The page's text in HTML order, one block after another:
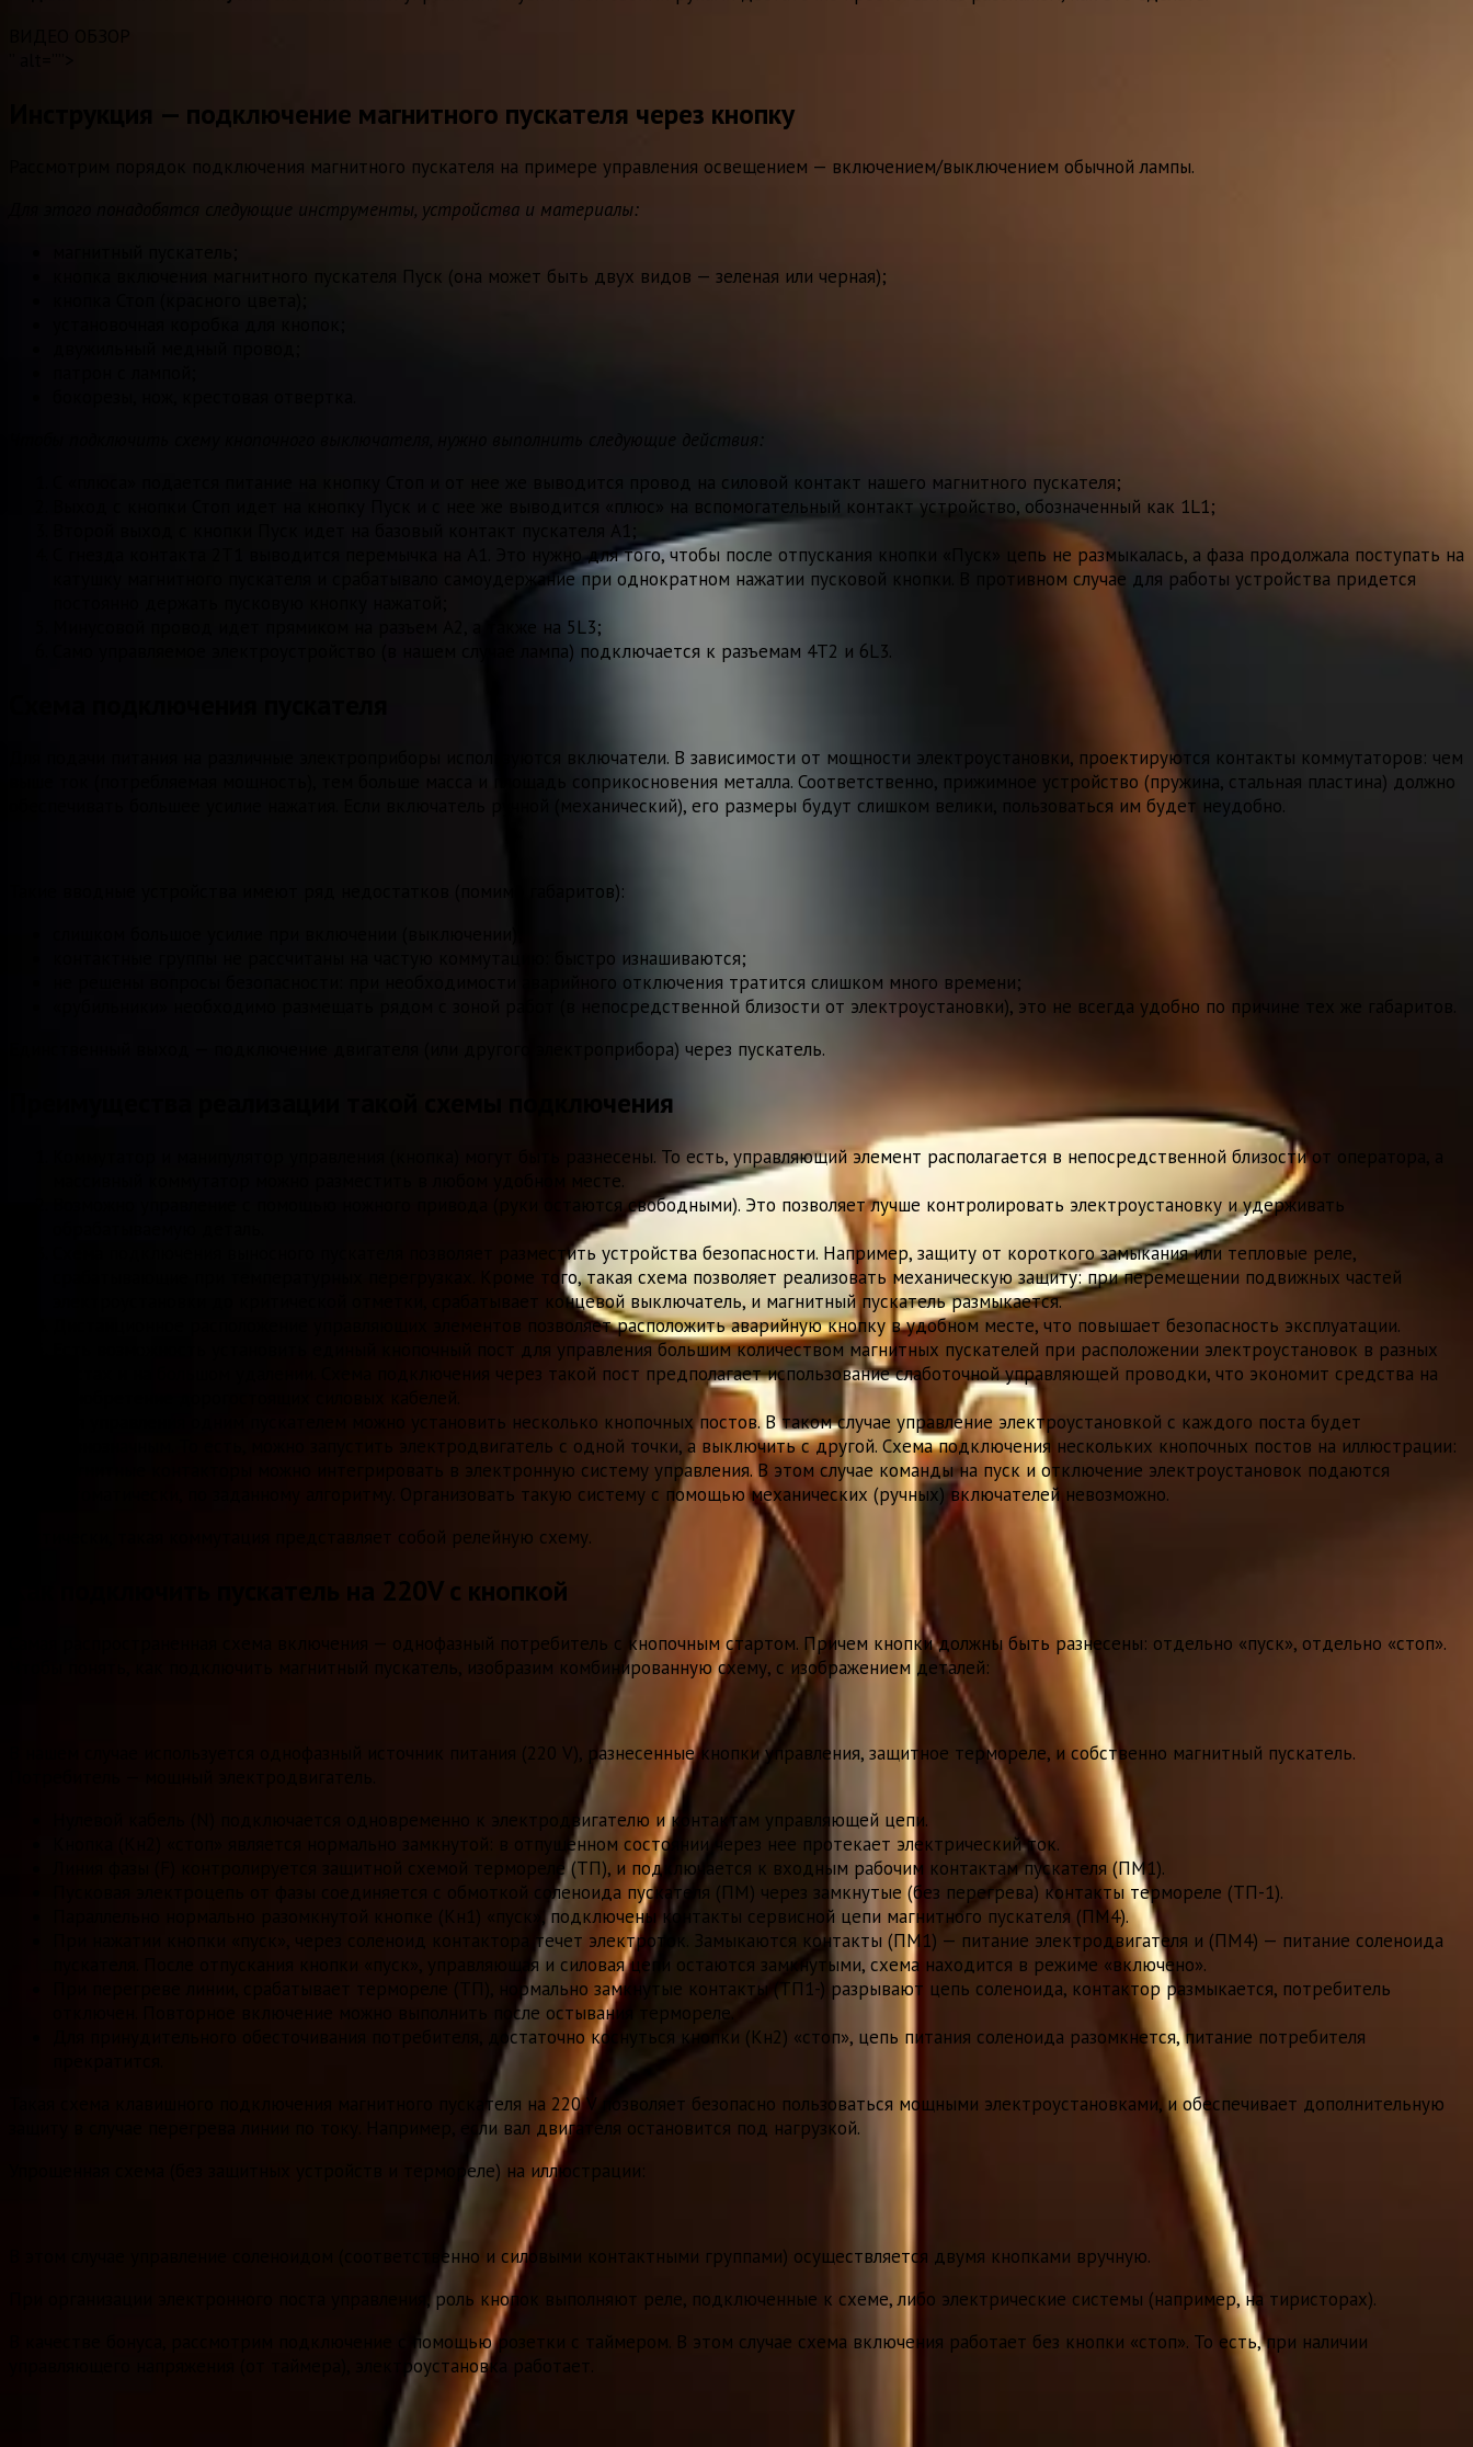
ВИДЕО ОБЗОР
Инструкция — подключение магнитного пускателя через кнопку
Рассмотрим порядок подключения магнитного пускателя на примере управления освещением — включением/выключением обычной лампы.
Для этого понадобятся следующие инструменты, устройства и материалы:
кнопка включения магнитного пускателя Пуск (она может быть двух видов — зеленая или черная);
Чтобы подключить схему кнопочного выключателя, нужно выполнить следующие действия:
С «плюса» подается питание на кнопку Стоп и от нее же выводится провод на силовой контакт нашего магнитного пускателя;
Выход с кнопки Стоп идет на кнопку Пуск и с нее же выводится «плюс» на вспомогательный контакт устройство, обозначенный как 1L1;
Второй выход с кнопки Пуск идет на базовый контакт пускателя А1;
С гнезда контакта 2Т1 выводится перемычка на А1. Это нужно для того, чтобы после отпускания кнопки «Пуск» цепь не размыкалась, а фаза продолжала поступать на
катушку магнитного пускателя и срабатывало самоудержание при однократном нажатии пусковой кнопки. В противном случае для работы устройства придется
Минусовой провод идет прямиком на разъем А2, а также на 5L3;
Само управляемое электроустройство (в нашем случае лампа) подключается к разъемам 4Т2 и 6L3.
Для подачи питания на различные электроприборы используются включатели. В зависимости от мощности электроустановки, проектируются контакты коммутаторов: чем
выше ток (потребляемая мощность), тем больше масса и площадь соприкосновения металла. Соответственно, прижимное устройство (пружина, стальная пластина) должно
обеспечивать большее усилие нажатия. Если включатель ручной (механический), его размеры будут слишком велики, пользоваться им будет неудобно.
Такие вводные устройства имеют ряд недостатков (помимо габаритов):
контактные группы не рассчитаны на частую коммутацию: быстро изнашиваются;
не решены вопросы безопасности: при необходимости аварийного отключения тратится слишком много времени;
«рубильники» необходимо размещать рядом с зоной работ (в непосредственной близости от электроустановки), это не всегда удобно по причине тех же габаритов.
Единственный выход — подключение двигателя (или другого электроприбора) через пускатель.
Преимущества реализации такой схемы подключения
Коммутатор и манипулятор управления (кнопка) могут быть разнесены. То есть, управляющий элемент располагается в непосредственной близости от оператора, а
массивный коммутатор можно разместить в любом удобном месте.
Возможно управление с помощью ножного привода (руки остаются свободными). Это позволяет лучше контролировать электроустановку и удерживать
Схема подключения выносного пускателя позволяет разместить устройства безопасности. Например, защиту от короткого замыкания или тепловые реле,
срабатывающие при температурных перегрузках. Кроме того, такая схема позволяет реализовать механическую защиту: при перемещении подвижных частей
электроустановки до критической отметки, срабатывает концевой выключатель, и магнитный пускатель размыкается.
Дистанционное расположение управляющих элементов позволяет расположить аварийную кнопку в удобном месте, что повышает безопасность эксплуатации.
Есть возможность установить единый кнопочный пост для управления большим количеством магнитных пускателей при расположении электроустановок в разных
местах и на большом удалении. Схема подключения через такой пост предполагает использование слаботочной управляющей проводки, что экономит средства на
приобретение дорогостоящих силовых кабелей.
Для управления одним пускателем можно установить несколько кнопочных постов. В таком случае управление электроустановкой с каждого поста будет
равнозначным. То есть, можно запустить электродвигатель с одной точки, а выключить с другой. Схема подключения нескольких кнопочных постов на иллюстрации:
Магнитные контакторы можно интегрировать в электронную систему управления. В этом случае команды на пуск и отключение электроустановок подаются
автоматически, по заданному алгоритму. Организовать такую систему с помощью механических (ручных) включателей невозможно.
Фактически, такая коммутация представляет собой релейную схему.
Как подключить пускатель на 220V с кнопкой
Самая распространенная схема включения — однофазный потребитель с кнопочным стартом. Причем кнопки должны быть разнесены: отдельно «пуск», отдельно «стоп».
Чтобы понять, как подключить магнитный пускатель, изобразим комбинированную схему, с изображением деталей:
В нашем случае используется однофазный источник питания (220 V), разнесенные кнопки управления, защитное термореле, и собственно магнитный пускатель.
Нулевой кабель (N) подключается одновременно к электродвигателю и контактам управляющей цепи.
Кнопка (Кн2) «стоп» является нормально замкнутой: в отпущенном состоянии через нее протекает электрический ток.
Линия фазы (F) контролируется защитной схемой термореле (ТП), и подключается к входным рабочим контактам пускателя (ПМ1).
Пусковая электроцепь от фазы соединяется с обмоткой соленоида пускателя (ПМ) через замкнутые (без перегрева) контакты термореле (ТП-1).
Параллельно нормально разомкнутой кнопке (Кн1) «пуск», подключены контакты сервисной цепи магнитного пускателя (ПМ4).
При нажатии кнопки «пуск», через соленоид контактора течет электроток. Замыкаются контакты (ПМ1) — питание электродвигателя и (ПМ4) — питание соленоида
пускателя. После отпускания кнопки «пуск», управляющая и силовая цепи остаются замкнутыми, схема находится в режиме «включено».
При перегреве линии, срабатывает термореле (ТП), нормально замкнутые контакты (ТП1-) разрывают цепь соленоида, контактор размыкается, потребитель
отключен. Повторное включение можно выполнить после остывания термореле.
Для принудительного обесточивания потребителя, достаточно коснуться кнопки (Кн2) «стоп», цепь питания соленоида разомкнется, питание потребителя
Такая схема клавишного подключения магнитного пускателя на 220 V позволяет безопасно пользоваться мощными электроустановками, и обеспечивает дополнительную
защиту в случае перегрева линии по току. Например, если вал двигателя остановится под нагрузкой.
Упрощенная схема (без защитных устройств и термореле) на иллюстрации:
В этом случае управление соленоидом (соответственно и силовыми контактными группами) осуществляется двумя кнопками вручную.
При организации электронного поста управления, роль кнопок выполняют реле, подключенные к схеме, либо электрические системы (например, на тиристорах).
В качестве бонуса, рассмотрим подключение с помощью розетки с таймером. В этом случае схема включения работает без кнопки «стоп». То есть, при наличии
управляющего напряжения (от таймера), электроустановка работает.